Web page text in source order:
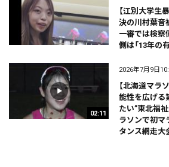
【江別大学生
決の川村葉音
一審では検察
側は「13年の
02:11
2026年7月9日
【北海道マラ
能性を広げる
たい”東北福
ラソンで初マ
タンス網走大